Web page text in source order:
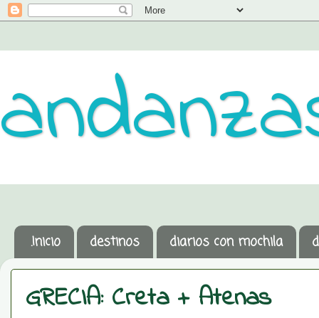
.Inicio destinos diarios con mochila
GRECIA: Creta + Atenas